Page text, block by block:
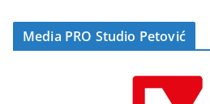
Media PRO Studio Petović